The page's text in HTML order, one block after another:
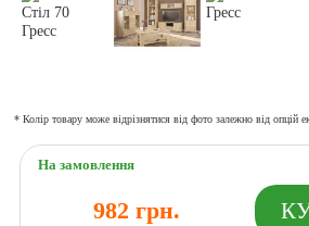
* Колір товару може відрізнятися від фото залежно від опцій
На замовлення
982 грн.